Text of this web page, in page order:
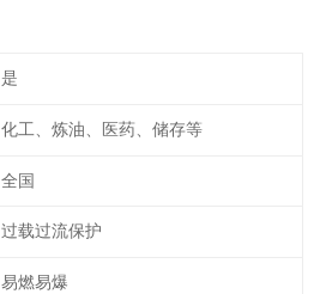
是
化工、炼油、医药、储存等
全国
过载过流保护
易燃易爆